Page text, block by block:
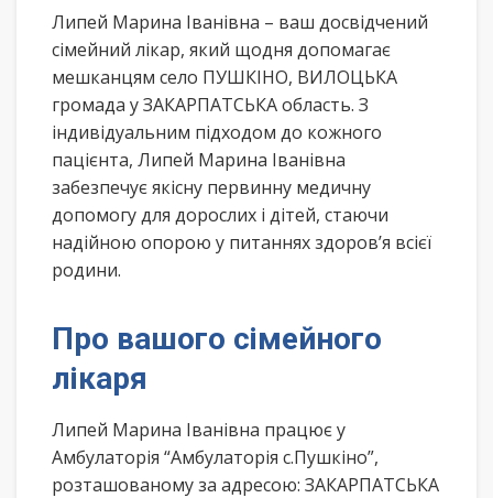
Липей Марина Іванівна – ваш досвідчений
сімейний лікар, який щодня допомагає
мешканцям село ПУШКІНО, ВИЛОЦЬКА
громада у ЗАКАРПАТСЬКА область. З
індивідуальним підходом до кожного
пацієнта, Липей Марина Іванівна
забезпечує якісну первинну медичну
допомогу для дорослих і дітей, стаючи
надійною опорою у питаннях здоров’я всієї
родини.
Про вашого сімейного
лікаря
Липей Марина Іванівна працює у
Амбулаторія “Амбулаторія с.Пушкіно”,
розташованому за адресою: ЗАКАРПАТСЬКА